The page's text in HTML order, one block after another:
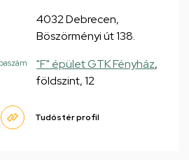
4032 Debrecen,
Böszörményi út 138.
"F" épület GTK Fényház,
földszint, 12
Tudóstér profil